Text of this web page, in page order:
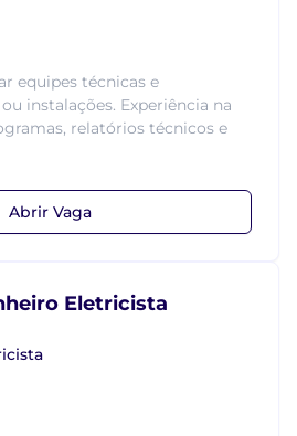
equipes técnicas e
instalações. Experiência na
relatórios técnicos e
Abrir Vaga
Eletricista